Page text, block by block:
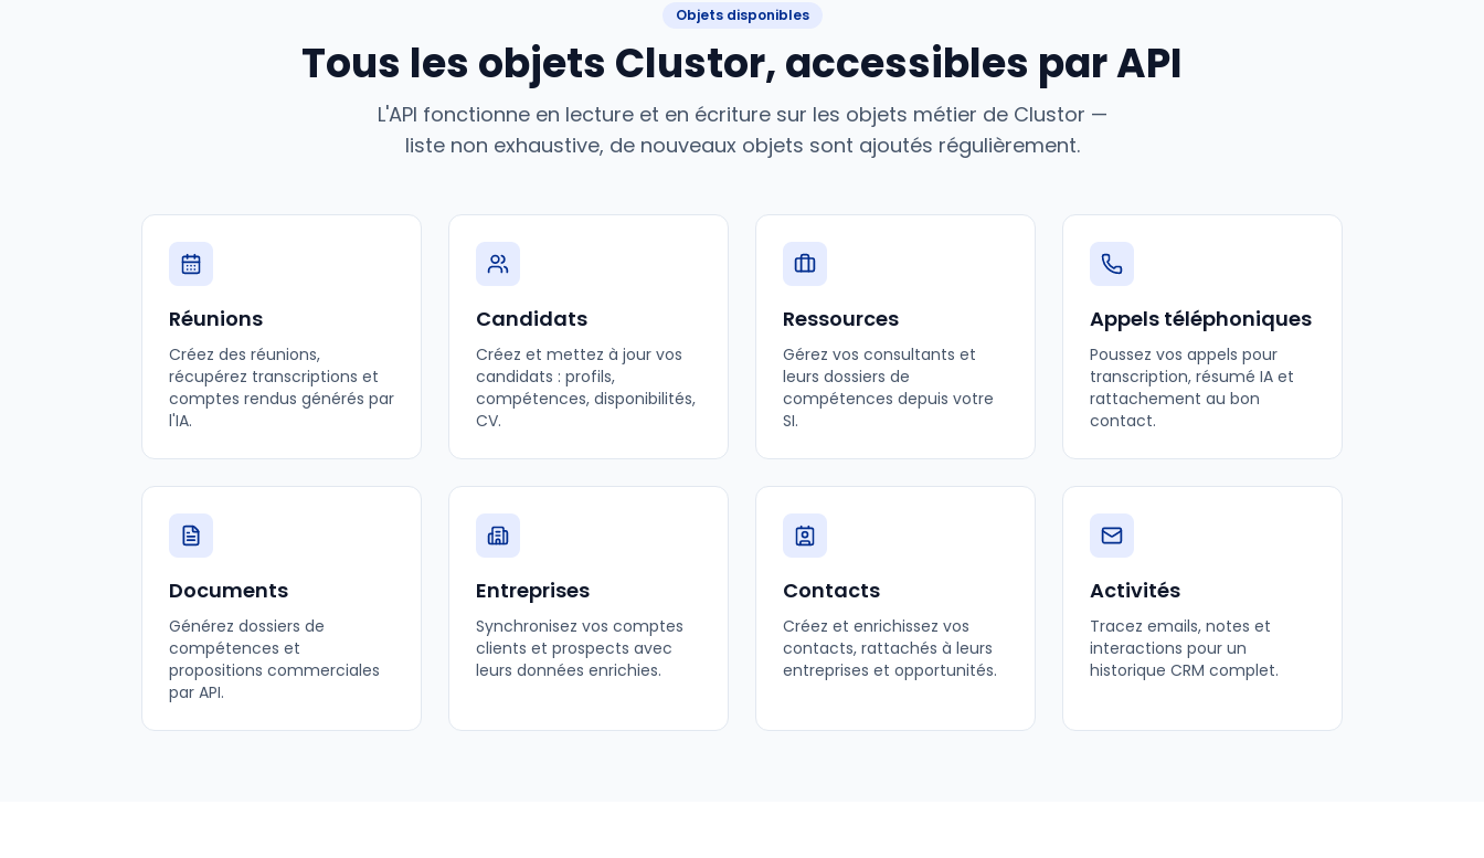
Objets disponibles
Tous les objets Clustor, accessibles par API
L'API fonctionne en lecture et en écriture sur les objets métier de Clustor —
liste non exhaustive, de nouveaux objets sont ajoutés régulièrement.
Réunions
Créez des réunions,
récupérez transcriptions et
comptes rendus générés par
l'IA.
Candidats
Créez et mettez à jour vos
candidats : profils,
compétences, disponibilités,
CV.
Ressources
Gérez vos consultants et
leurs dossiers de
compétences depuis votre
SI.
Appels téléphoniques
Poussez vos appels pour
transcription, résumé IA et
rattachement au bon
contact.
Documents
Générez dossiers de
compétences et
propositions commerciales
par API.
Entreprises
Synchronisez vos comptes
clients et prospects avec
leurs données enrichies.
Contacts
Créez et enrichissez vos
contacts, rattachés à leurs
entreprises et opportunités.
Activités
Tracez emails, notes et
interactions pour un
historique CRM complet.